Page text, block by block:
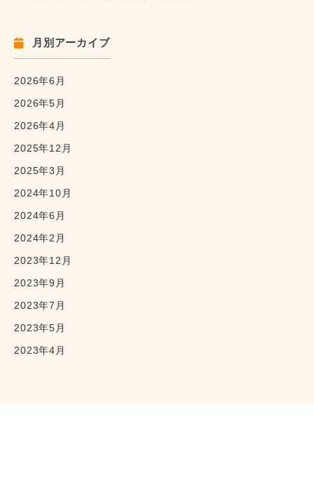
月別アーカイブ
2026年6月
2026年5月
2026年4月
2025年12月
2025年3月
2024年10月
2024年6月
2024年2月
2023年12月
2023年9月
2023年7月
2023年5月
2023年4月